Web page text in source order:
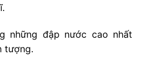
những đập nước cao nhất
tượng.